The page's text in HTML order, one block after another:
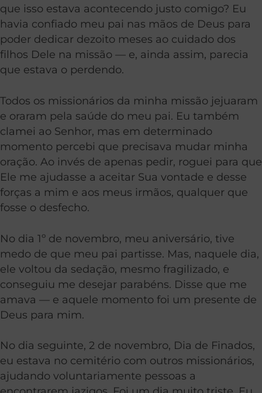
que isso estava acontecendo justo comigo? Eu
havia confiado meu pai nas mãos de Deus para
poder dedicar dezoito meses ao cuidado dos
filhos Dele na missão — e, ainda assim, parecia
que estava o perdendo.
Todos os missionários da minha missão jejuaram
e oraram pela saúde do meu pai. Eu também
clamei ao Senhor, mas em determinado
momento percebi que precisava mudar minha
oração. Ao invés de apenas pedir, roguei para que
Ele me ajudasse a aceitar Sua vontade e desse
forças a mim e aos meus irmãos, qualquer que
fosse o desfecho.
No dia 1º de novembro, meu aniversário, tive
medo de que meu pai partisse. Mas, naquele dia,
ele voltou da sedação, mesmo fragilizado, e
conseguiu me desejar parabéns. Disse que me
amava — e aquele momento foi um presente de
Deus para mim.
No dia seguinte, 2 de novembro, Dia de Finados,
eu estava no cemitério com outros missionários,
ajudando voluntariamente pessoas a